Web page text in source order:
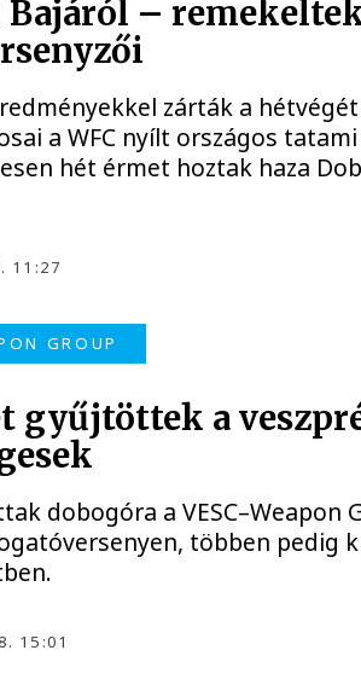
Bajáról –
zárták a hétvégét
a WFC nyílt országos
hét érmet hoztak haza
11:27
GROUP
gyűjtöttek a
dobogóra a VESC–Weapon
többen pedig
15:01